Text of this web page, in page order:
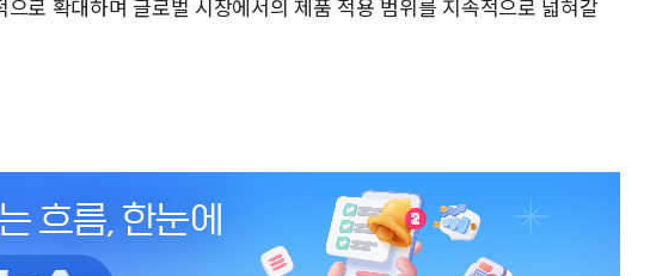
로 확대하며 글로벌 시장에서의 제품 적용 범위를 지속적으로 넓혀갈